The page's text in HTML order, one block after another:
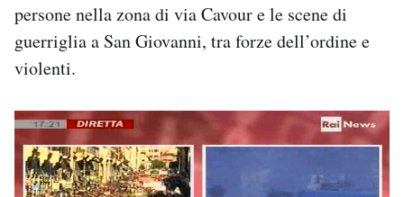
persone nella zona di via Cavour e le scene di
guerriglia a San Giovanni, tra forze dell’ordine e
violenti.